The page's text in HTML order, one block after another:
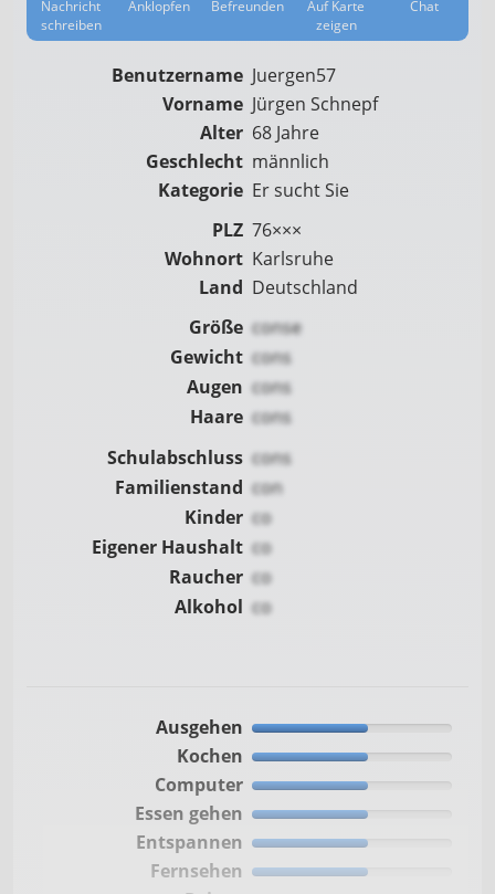
Nachricht
schreiben
Anklop­fen Befreun­den AufKarte
zeigen
Chat
Benutzername Juergen57
Vorname Jürgen Schnepf
Alter 68 Jahre
Geschlecht männlich
Kategorie Er sucht Sie
PLZ 76×××
Wohnort Karlsruhe
Land Deutschland
Größe conse
Gewicht cons
Augen cons
Haare cons
Schulabschluss cons
Familienstand con
Kinder co
Eigener Haushalt co
Raucher co
Alkohol co
Ausgehen
Kochen
Computer
Essen gehen
Entspannen
Fernsehen